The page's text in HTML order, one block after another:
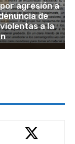
agresión a
de
a la